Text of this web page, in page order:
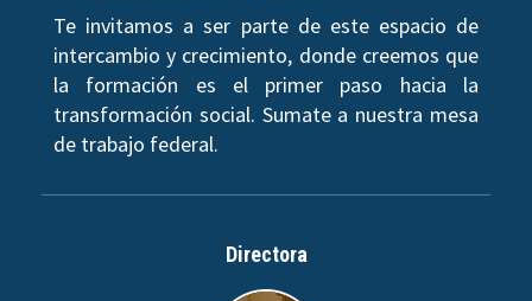
Te invitamos a ser parte de este espacio de
intercambio y crecimiento, donde creemos que
la formación es el primer paso hacia la
transformación social. Sumate a nuestra mesa
de trabajo federal.
Directora